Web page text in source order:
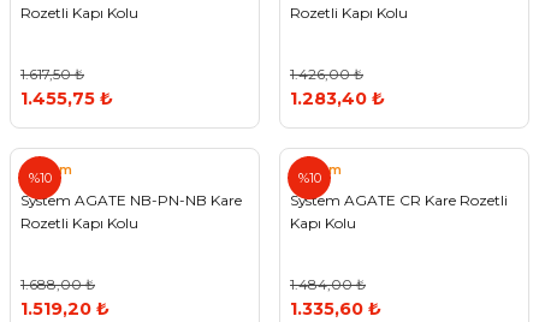
Rozetli Kapı Kolu
1.617,50 ₺
1.455,75 ₺
Rozetli Kapı Kolu
1.426,00 ₺
1.283,40 ₺
%10
System
System AGATE NB-PN-NB Kare
Rozetli Kapı Kolu
1.688,00 ₺
1.519,20 ₺
%10
System
System AGATE CR Kare Rozetli
Kapı Kolu
1.484,00 ₺
1.335,60 ₺